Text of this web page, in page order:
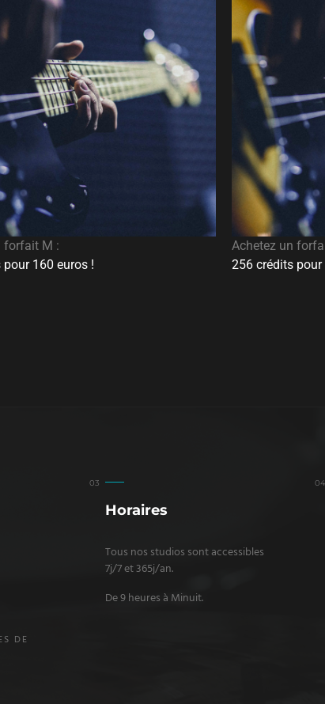
forfait M :
160 euros !
Achetez un
256 crédits pour
DE
Horaires
Tous nos studios sont accessibles
7j/7 et 365j/an.
De 9 heures à Minuit.